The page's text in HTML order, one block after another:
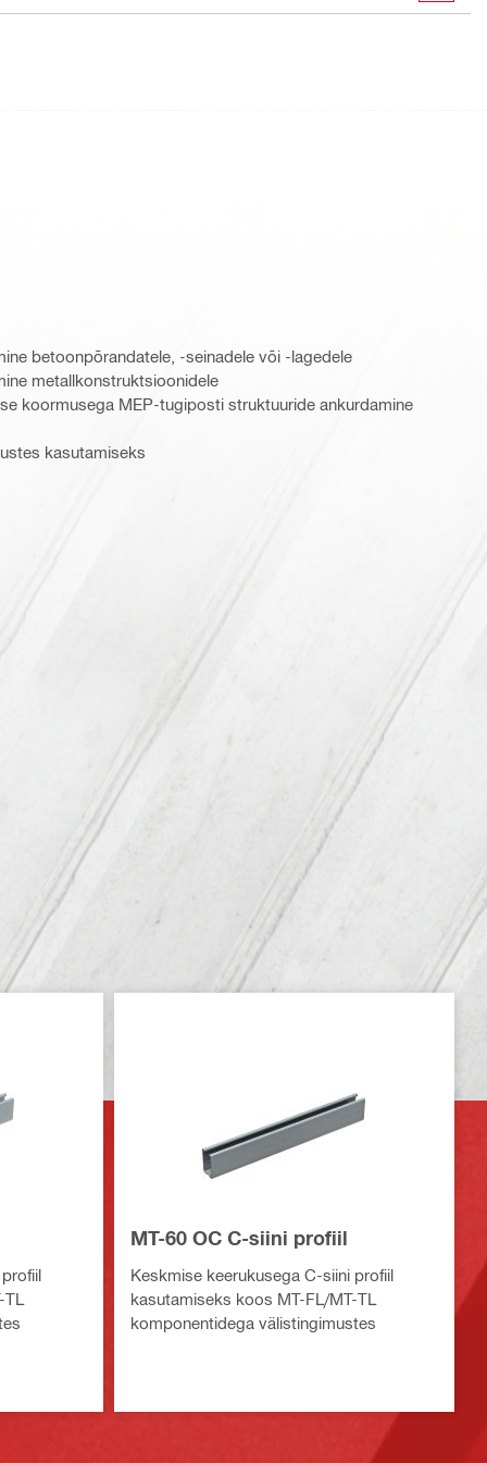
betoonpõrandatele, -seinadele või -lagedele
metallkonstruktsioonidele
koormusega MEP-tugiposti struktuuride ankurdamine
kasutamiseks
TL
MT-60 OC C-siini profiil
Keskmise keerukusega C-siini profiil
kasutamiseks koos MT-FL/MT-TL
komponentidega välistingimustes